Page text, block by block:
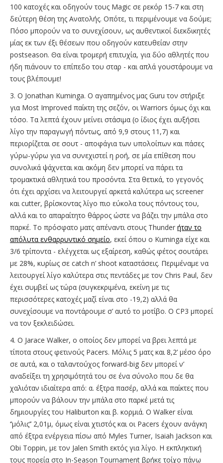
100 κατοχές και οδηγούν τους Magic σε ρεκόρ 15-7 και στη
δεύτερη θέση της Ανατολής. Οπότε, τι περιμένουμε να δούμε;
Πόσο μπορούν να το συνεχίσουν, ως αυθεντικοί διεκδικητές
μίας εκ των έξι θέσεων που οδηγούν κατευθείαν στην
postseason. Θα είναι τρομερή επιτυχία, για δύο αθλητές που
ήδη πιάνουν το επίπεδο του σταρ - και απλά γουστάρουμε να
τους βλέπουμε!
3. O Jonathan Kuminga. Ο αγαπημένος μας Guru τον στήριξε
για Most Improved παίκτη της σεζόν, οι Warriors όμως όχι και
τόσο. Τα λεπτά έχουν μείνει στάσιμα (ο ίδιος έχει αυξήσει
λίγο την παραγωγή πόντως, από 9,9 στους 11,7) και
περιορίζεται σε σουτ - αποφάγια των υπολοίπων και πάσες
γύρω-γύρω για να συνεχιστεί η ροή, σε μία επίθεση που
συνολικά ψάχνεται και ακόμη δεν μπορεί να πάρει τα
τρομακτικά αθλητικά του προσόντα. Στα θετικά, το γεγονός
ότι έχει αρχίσει να λειτουργεί αρκετά καλύτερα ως screener
και cutter, βρίσκοντας λίγο πιο εύκολα τους πόντους του,
αλλά και το απαραίτητο θάρρος ώστε να βάζει την μπάλα στο
παρκέ. Το πρόσφατο ματς απέναντι στους Thunder ήταν το
απόλυτα ενθαρρυντικό σημείο, εκεί όπου ο Kuminga είχε και
3/6 τρίποντα - ελέγχεται ως εξαίρεση, καθώς φέτος σουτάρει
με 28%, κυρίως σε catch n’ shoot καταστάσεις. Περιμέναμε να
λειτουργεί λίγο καλύτερα στις πεντάδες με τον Chris Paul, δεν
έχει συμβεί ως τώρα (συγκεκριμένα, εκείνη με τις
περισσότερες κατοχές μαζί είναι στο -19,2) αλλά θα
συνεχίσουμε να ποντάρουμε σ’ αυτό το μοτίβο. Ο CP3 μπορεί
να τον ξεκλειδώσει.
4. O Jarace Walker, ο οποίος δεν μπορεί να βρει λεπτά με
τίποτα στους φετινούς Pacers. Μόλις 5 ματς και 8,2’ μέσο όρο
σε αυτά, και ο ταλαντούχος forward-big δεν μπορεί ν’
αναδείξει τη χρησιμότητά του σε ένα σύνολο που δε θα
χαλιόταν ιδιαίτερα από: α. έξτρα πασέρ, αλλά και παίκτες που
μπορούν να βάλουν την μπάλα στο παρκέ μετά τις
δημιουργίες του Haliburton και β. κορμιά. Ο Walker είναι
‘’μόλις’’ 2,01μ, όμως είναι χτιστός και οι Pacers έχουν ανάγκη
από έξτρα ενέργεια πίσω από Myles Turner, Isaiah Jackson και
Obi Toppin, με τον Jalen Smith εκτός για λίγο. Η εκπληκτική
τους πορεία στο In-Season Tournament βρήκε τοίχο πάνω